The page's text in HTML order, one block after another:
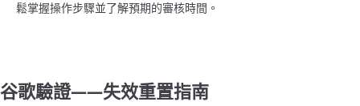
鬆掌握操作步驟並了解預期的審核時間。
谷歌驗證——失效重置指南